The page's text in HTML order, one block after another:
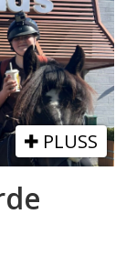
PLUSS